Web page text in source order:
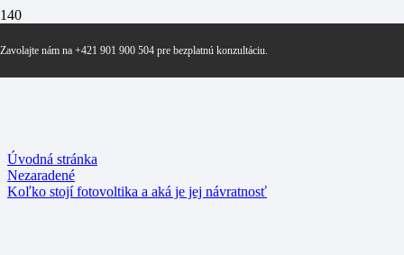
Zavolajte nám na +421 901 900 504 pre bezplatnú konzultáciu.
Úvodná stránka
Nezaradené
Koľko stojí fotovoltika a aká je jej návratnosť